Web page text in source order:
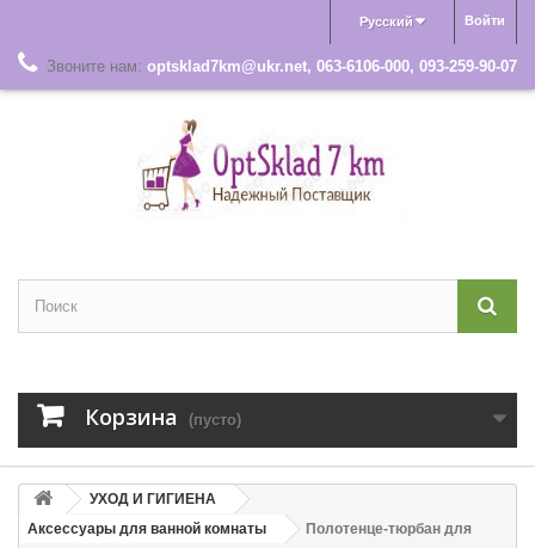
Войти
Русский
Звоните нам: optsklad7km@ukr.net, 063-6106-000, 093-259-90-07
Корзина (пусто)
УХОД И ГИГИЕНА
Аксессуары для ванной комнаты
Полотенце-тюрбан для